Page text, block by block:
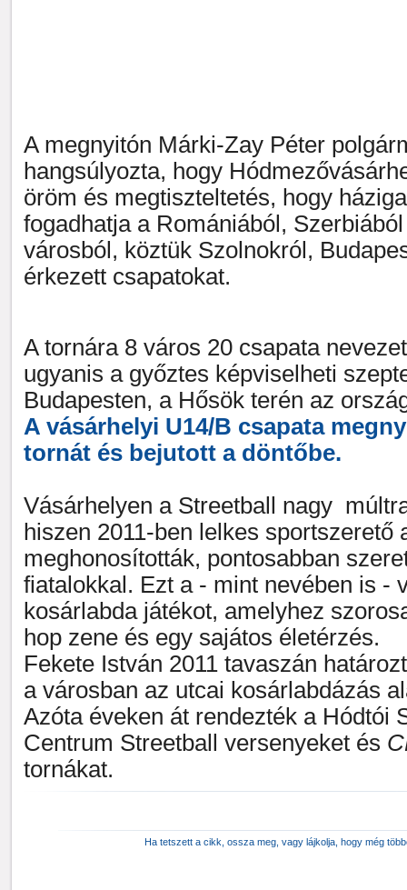
A megnyitón Márki-Zay Péter
hangsúlyozta, hogy
öröm és megtiszteltetés, hogy
fogadhatja a Romániából,
városból, köztük Szolnokról,
érkezett csapatokat.
A tornára 8 város 20 csapata
ugyanis a győztes képviselheti
Budapesten, a Hősök terén az
A vásárhelyi U14/B csapata
tornát és bejutott a döntőbe.
Vásárhelyen a Streetball nagy
hiszen 2011-ben lelkes sportszerető
meghonosították, pontosabban
fiatalokkal. Ezt a - mint nevében is -
kosárlabda játékot, amelyhez
hop zene és egy sajátos életérzés.
Fekete István 2011 tavaszán
a városban az utcai kosárlabdázás
Azóta éveken át rendezték a Hódtói
Centrum Streetball versenyeket és
tornákat.
Ha tetszett a cikk, ossza meg, vagy lájkolja, hogy még